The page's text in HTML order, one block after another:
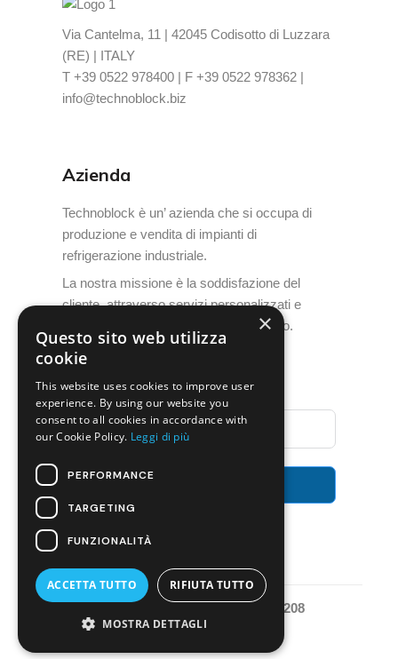
Via Cantelma, 11 | 42045 Codisotto di Luzzara
(RE) | ITALY
T +39 0522 978400 | F +39 0522 978362 |
info@technoblock.biz
Azienda
Technoblock è un’ azienda che si occupa di
produzione e vendita di impianti di
refrigerazione industriale.
La nostra missione è la soddisfazione del
cliente, attraverso servizi personalizzati e
un’assistenza post-vendita di alto livello.
Iscriviti alla Newsletter
Technoblock Srl P.IVA e C.F. IT 02748940208
×
Questo sito web utilizza
cookie
This website uses cookies to improve user
experience. By using our website you
consent to all cookies in accordance with
our Cookie Policy. Leggi di più
PERFORMANCE
TARGETING
FUNZIONALITÀ
ACCETTA TUTTO RIFIUTA TUTTO
MOSTRA DETTAGLI